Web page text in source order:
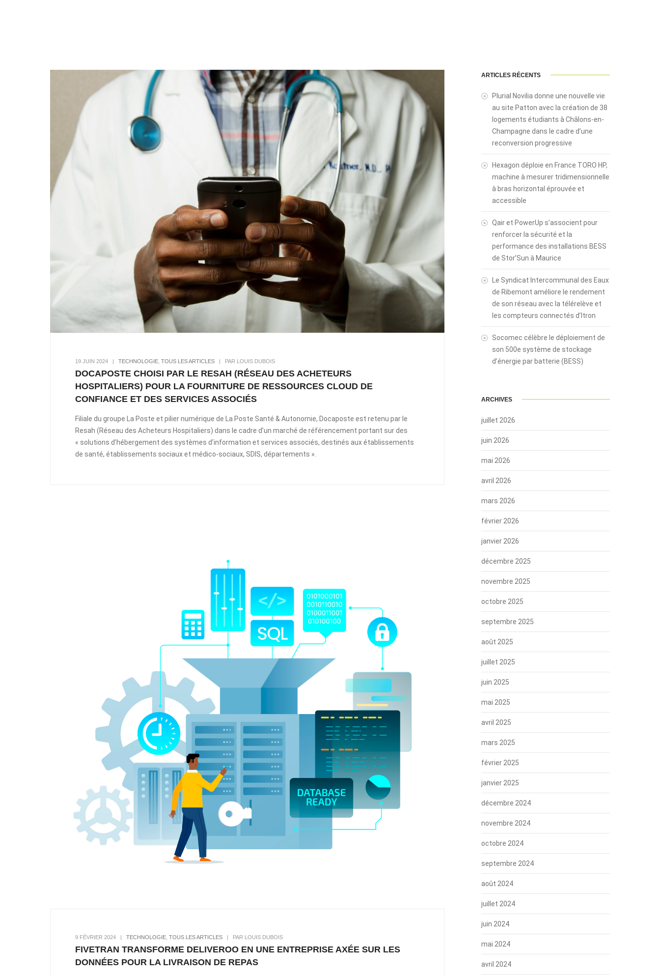
19 JUIN 2024 | TECHNOLOGIE TOUS LES ARTICLES | PAR LOUIS DUBOIS
DOCAPOSTE CHOISI PAR LE RESAH (RÉSEAU DES ACHETEURS
HOSPITALIERS) POUR LA FOURNITURE DE RESSOURCES CLOUD DE
CONFIANCE ET DES SERVICES ASSOCIÉS
Filiale du groupe La Poste et pilier numérique de La Poste Santé & Autonomie, Docaposte est retenu par le
Resah (Réseau des Acheteurs Hospitaliers) dans le cadre d’un marché de référencement portant sur des
« solutions d’hébergement des systèmes d’information et services associés, destinés aux établissements
de santé, établissements sociaux et médico-sociaux, SDIS, départements ».
9 FÉVRIER 2024 TECHNOLOGIE, TOUS LES ARTICLES PAR LOUIS DUBOIS
FIVETRAN TRANSFORME DELIVEROO EN UNE ENTREPRISE AXÉE SUR LES
DONNÉES POUR LA LIVRAISON DE REPAS
ARTICLES RÉCENTS
Plurial Novilia donne une nouvelle vie
au site Patton avec la création de 38
logements étudiants à Châlons-en-
Champagne dans le cadre d’une
reconversion progressive
Hexagon déploie en France TORO HP,
machine à mesurer tridimensionnelle
à bras horizontal éprouvée et
accessible
Qair et PowerUp s’associent pour
renforcer la sécurité et la
performance des installations BESS
de Stor’Sun à Maurice
Le Syndicat Intercommunal des Eaux
de Ribemont améliore le rendement
de son réseau avec la télérelève et
les compteurs connectés d’Itron
Socomec célèbre le déploiement de
son 500e système de stockage
d’énergie par batterie (BESS)
ARCHIVES
juillet 2026
juin 2026
mai 2026
avril 2026
mars 2026
février 2026
janvier 2026
décembre 2025
novembre 2025
octobre 2025
septembre 2025
août 2025
juillet 2025
juin 2025
mai 2025
avril 2025
mars 2025
février 2025
janvier 2025
décembre 2024
novembre 2024
octobre 2024
septembre 2024
août 2024
juillet 2024
juin 2024
mai 2024
avril 2024